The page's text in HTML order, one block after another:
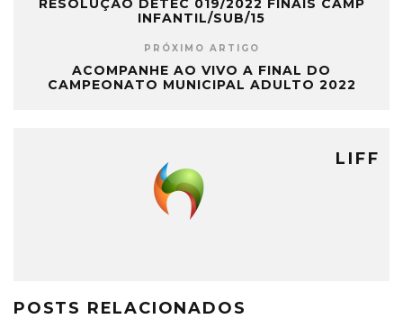
RESOLUÇÃO DETEC 019/2022 FINAIS CAMP
INFANTIL/SUB/15
PRÓXIMO ARTIGO
ACOMPANHE AO VIVO A FINAL DO
CAMPEONATO MUNICIPAL ADULTO 2022
LIFF
POSTS RELACIONADOS